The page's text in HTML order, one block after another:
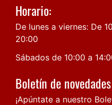
Horario:
De lunes a viernes: De
20:00
Sábados de 10:00 a
Boletín de novedades
¡Apúntate a nuestro